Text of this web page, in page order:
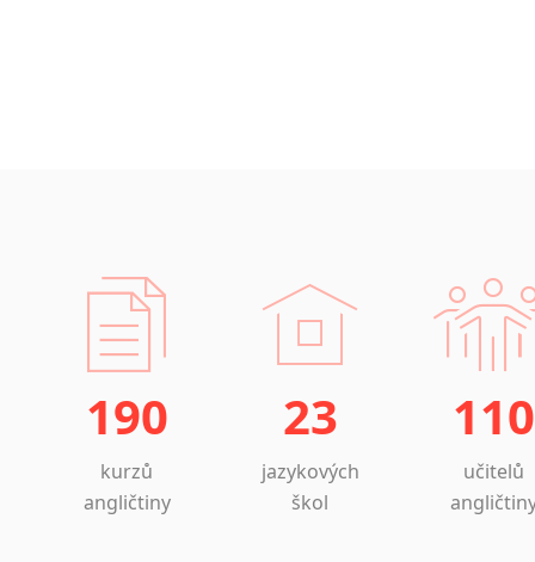
190
kurzů
angličtiny
23
jazykových
škol
110
učitelů